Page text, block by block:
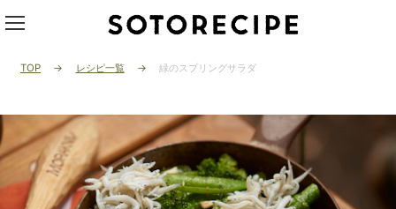
TOP レシピ一覧 緑のスプリングサラダ